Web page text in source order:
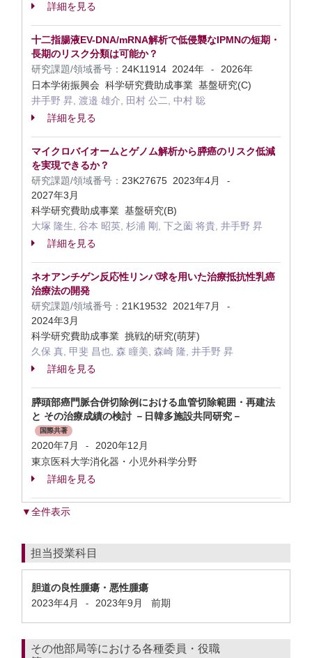
詳細を見る
十二指腸液EV-DNA/mRNA解析で低侵襲なIPMNの短期・
長期のリスク分類は可能か？
研究課題/領域番号： 24K11914 2024年 -
2026年
日本学術振興会 科学研究費助成事業 基盤研究(C)
井手野 昇, 渡邉 雄介, 田村 公二, 中村 聡
詳細を見る
マイクロバイオームとゲノム解析から膵癌のリスク低減
を実現できるか？
研究課題/領域番号： 23K27675 2023年4月 -
2027年3月
科学研究費助成事業 基盤研究(B)
大塚 隆生, 谷本 昭英, 杉浦 剛, 下之薗 将貴, 井手野 昇
詳細を見る
ネオアンチゲン反応性リンパ球を用いた治療抵抗性乳癌
治療法の開発
研究課題/領域番号： 21K19532 2021年7月 -
2024年3月
科学研究費助成事業 挑戦的研究(萌芽)
久保 真, 甲斐 昌也, 森 瞳美, 森崎 隆, 井手野 昇
詳細を見る
膵頭部癌門脈合併切除例における血管切除範囲・再建法
と その治療成績の検討 －日韓多施設共同研究－
国際共著
2020年7月 -
2020年12月
東京医科大学消化器・小児外科学分野
詳細を見る
▼全件表示
担当授業科目
胆道の良性腫瘍・悪性腫瘍
2023年4月
- 2023年9月 前期
その他部局等における各種委員・役職